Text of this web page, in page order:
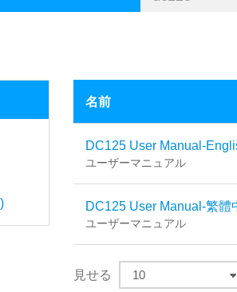
名前
DC125 User Manual-
ユーザーマニュアル
DC125 User Manual-繁
ユーザーマニュアル
見せる